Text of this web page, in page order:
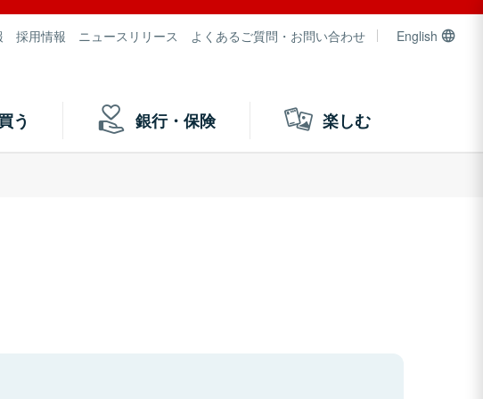
採用情報 ニュースリリース よくあるご質問・お問い合わせ English
う 銀行・保険 楽しむ